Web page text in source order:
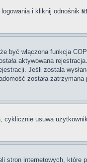
i kliknij odnośnik
być włączona funkcja
aktywowana
Jeśli została
została
cyklicznie usuwa
stron internetowych, które